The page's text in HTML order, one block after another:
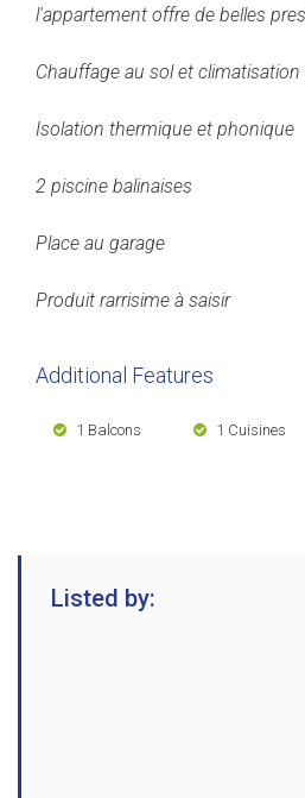
l'appartement offre de belles
Chauffage au sol et climatisation
Isolation thermique et phonique
2 piscine balinaises
Place au garage
Produit rarrisime à saisir
Additional Features
1 Balcons 1 Cuisines
Listed by: